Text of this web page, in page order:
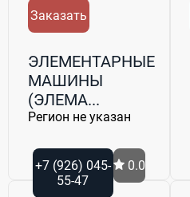
Заказать
ЭЛЕМЕНТАРНЫЕ
МАШИНЫ
(ЭЛЕМА...
Регион не указан
+7 (926) 045-
55-47
0.0